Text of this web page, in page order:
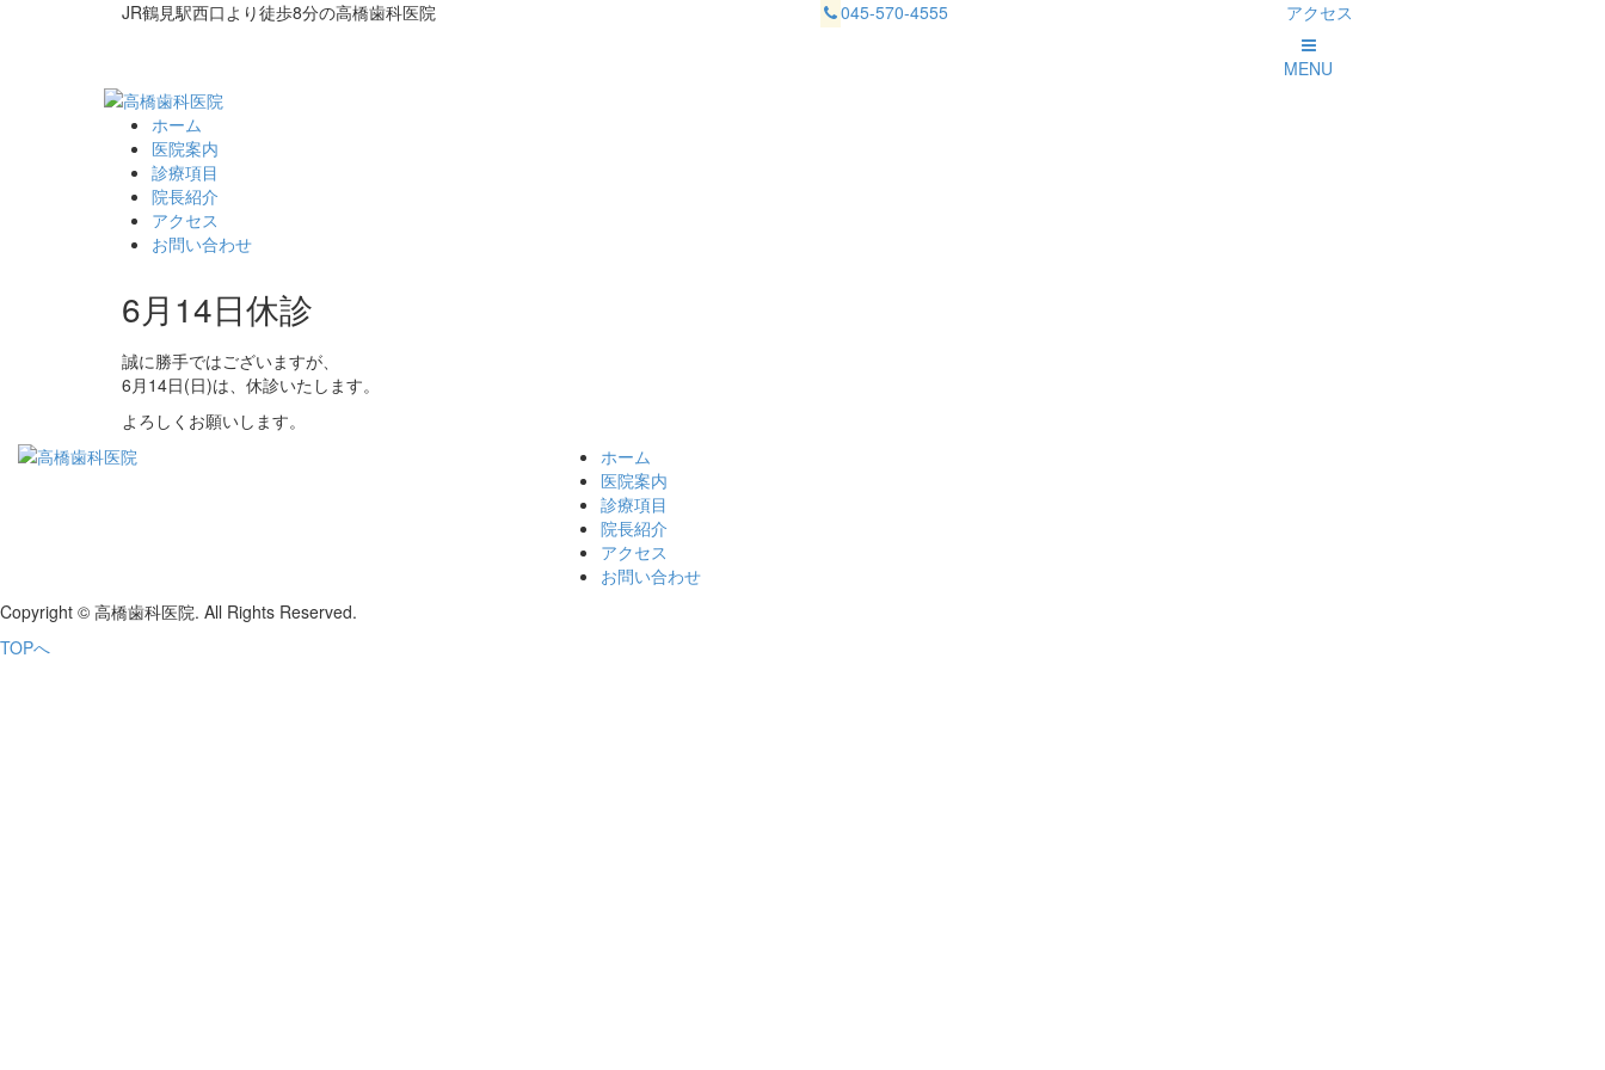
JR鶴見駅西口より徒歩8分の高橋歯科医院 045-570-4555 アクセス
MENU
ホーム
医院案内
診療項目
院長紹介
アクセス
お問い合わせ
6月14日休診
誠に勝手ではございますが、
6月14日(日)は、休診いたします。
よろしくお願いします。
ホーム
医院案内
診療項目
院長紹介
アクセス
お問い合わせ
Copyright © 高橋歯科医院. All Rights Reserved.
TOPへ